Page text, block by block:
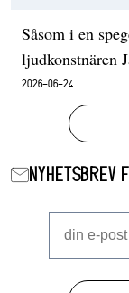
Såsom i en
ljudkonstnären
2026-06-24
NYHETSBREV